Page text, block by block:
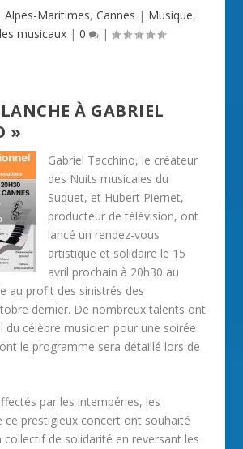
Alpes-Maritimes, Cannes | Musique,
musicaux | 0 |
À GABRIEL
»
Gabriel Tacchino, le créateur
des Nuits musicales du
Suquet, et Hubert Piernet,
producteur de télévision, ont
lancé un rendez-vous
artistique et solidaire le 15
avril prochain à 20h30 au
au profit des sinistrés des
dernier. De nombreux talents ont
du célèbre musicien pour une soirée
le programme sera détaillé lors de
par les intempéries, les
ce prestigieux concert ont souhaité
collectif de solidarité en reversant les